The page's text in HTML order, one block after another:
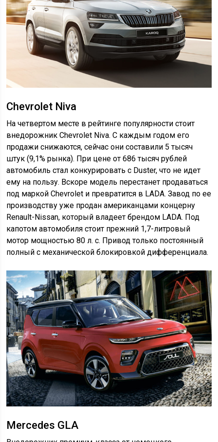
Chevrolet Niva
На четвертом месте в рейтинге популярности стоит
внедорожник Chevrolet Niva. С каждым годом его
продажи снижаются, сейчас они составили 5 тысяч
штук (9,1% рынка). При цене от 686 тысяч рублей
автомобиль стал конкурировать с Duster, что не идет
ему на пользу. Вскоре модель перестанет продаваться
под маркой Chevrolet и превратится в LADA. Завод по ее
производству уже продан американцами концерну
Renault-Nissan, который владеет брендом LADA. Под
капотом автомобиля стоит прежний 1,7-литровый
мотор мощностью 80 л. с. Привод только постоянный
полный с механической блокировкой дифференциала.
Mercedes GLA